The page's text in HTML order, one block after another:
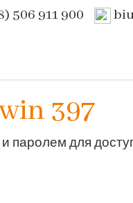
506 911 900
397
паролем для